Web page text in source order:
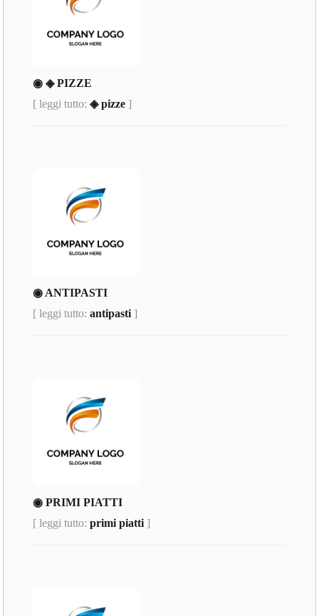
◉ ◈ PIZZE
[ leggi tutto:◈ pizze ]
◉ ANTIPASTI
[ leggi tutto:antipasti ]
◉ PRIMI PIATTI
[ leggi tutto:primi piatti ]